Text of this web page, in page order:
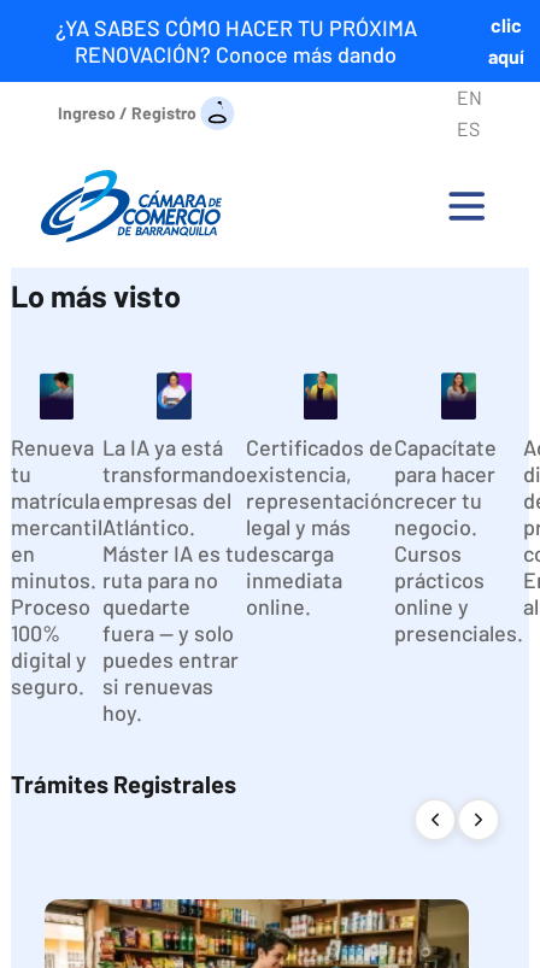
¿YA SABES CÓMO HACER TU PRÓXIMA
RENOVACIÓN? Conoce más dando
clic
aquí
Ingreso / Registro
EN
ES
Lo más visto
Ingresa
Renueva
tu
matrícula
mercantil
en
minutos.
Proceso
100%
digital y
seguro.
Ingresa
La IA ya está
transformando
empresas del
Atlántico.
Máster IA es tu
ruta para no
quedarte
fuera — y solo
puedes entrar
si renuevas
hoy.
Certificados de
existencia,
representación
legal y más
descarga
inmediata
online.
Capacítate
para hacer
crecer tu
negocio.
Cursos
prácticos
online y
presenciales.
Trámites Registrales